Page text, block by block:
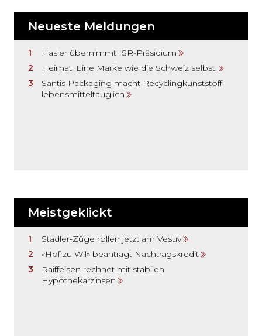
Neueste Meldungen
Hasler übernimmt ISR-Präsidium
Heimat. Eine Marke wie die Schweiz selbst.
Säntis Packaging macht Recyclingkunststoff
lebensmitteltauglich
Meistgeklickt
Stadler-Züge rollen jetzt am Vesuv
«Hof zu Wil» beantragt Nachtragskredit
Raiffeisen rechnet mit stabilen
Hypothekarzinsen